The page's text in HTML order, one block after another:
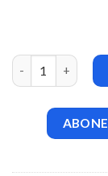
SimpleMag